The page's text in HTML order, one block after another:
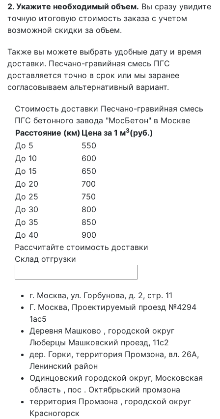
2. Укажите необходимый объем. Вы сразу увидите
точную итоговую стоимость заказа с учетом
возможной скидки за объем.
Также вы можете выбрать удобные дату и время
доставки. Песчано-гравийная смесь ПГС
доставляется точно в срок или мы заранее
согласовываем альтернативный вариант.
Стоимость доставки Песчано-гравийная смесь
ПГС бетонного завода "МосБетон" в Москве
Расстояние (км) Цена за 1 м3(руб.)
До 5
550
До 10
600
До 15
650
До 20
700
До 25
750
До 30
800
До 35
850
До 40
900
Рассчитайте стоимость доставки
Склад отгрузки
г. Москва, ул. Горбунова, д. 2, стр. 11
Г. Москва, Проектируемый проезд №4294
1ас5
Деревня Машково , городской округ
Люберцы Машковский проезд, 11с2
дер. Горки, территория Промзона, вл. 26А,
Ленинский район
Одинцовский городской округ, Московская
область , пос . Октябрьский промзона
территория Промзона , городской округ
Красногорск